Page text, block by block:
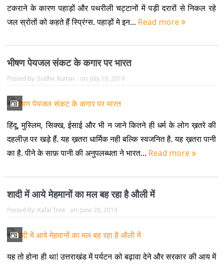
टकराने के कारण पहाड़ों और पथरीली चट्टानों में पड़ी दरारों से निकल रहे
जल स्रोतों को कहते हैं स्प्रिंग्स. पहाड़ों मे इन... Read more
भीषण पेयजल संकट के कगार पर भारत
Posted By: Sudhir Kumar on: July 19, 2019
हिंदू, मुस्लिम, सिक्ख, ईसाई और भी न जाने कितने ही धर्म के लोग ख़तरे की
दहलीज़ पर खड़े हैं. यह ख़तरा धार्मिक नही बल्कि स्वजनित है. यह ख़तरा पानी
का है. पीने के साफ़ पानी की अनुपलब्धता ने भारत... Read more
शादी में आये मेहमानों का मल बह रहा है औली में
Posted By: Kafal Tree on: June 28, 2019
यह तो होना ही था! उत्तराखंड में पर्यटन को बढ़ावा देने और सरकार की आय में